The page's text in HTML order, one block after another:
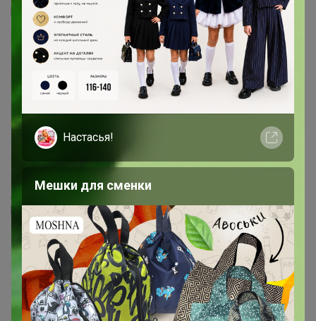
http://m.ikea.com/ru/ru/catalog/products/art/60028510/
iluzy
Мастер СП
1 января, 2016 23:02
добавьте сиденье для унитаза
http://www.ikea.com/ru/ru/catalog/products/10272788/
1 2 3 4 5
Показаны записи 1-10из233.
Настасья!
Мешки для сменки